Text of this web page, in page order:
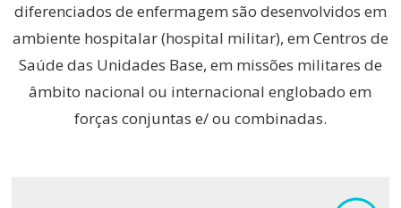
diferenciados de enfermagem são desenvolvidos em
ambiente hospitalar (hospital militar), em Centros de
Saúde das Unidades Base, em missões militares de
âmbito nacional ou internacional englobado em
forças conjuntas e/ ou combinadas.